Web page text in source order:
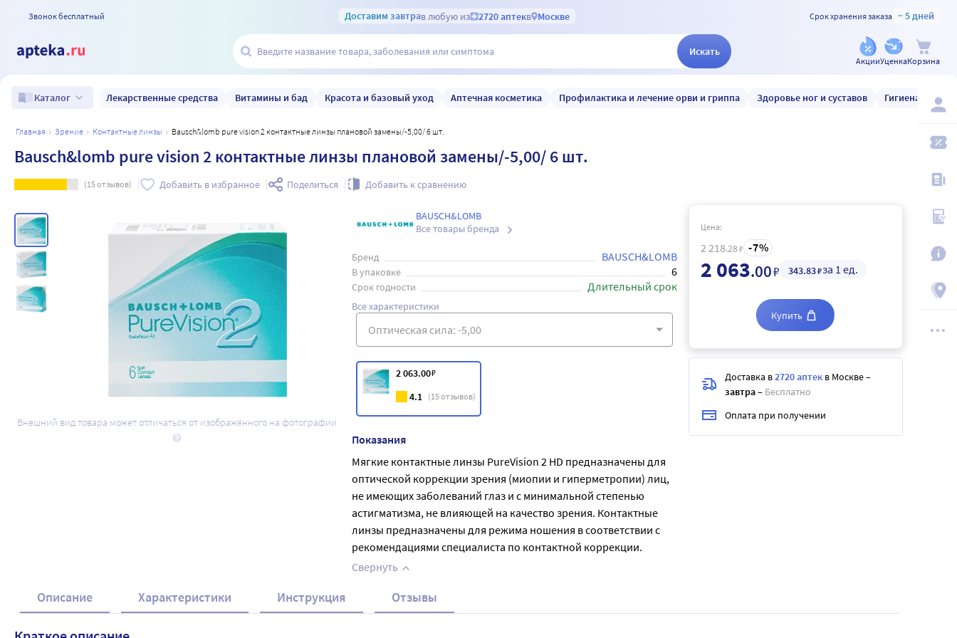
Звонок бесплатный Доставим завтрав любую из 2720 аптекв Москве Срок хранения заказа ~ 5 дней
Искать
АкцииУценкаКорзина
Каталог Лекарственные средства Витамины и бад Красота и базовый уход Аптечная косметика Профилактика и лечение орви и гриппа Здоровье ног и суставов Гигиена и уход
главная зрение контактные линзы Bausch&lomb pure vision 2 контактные линзы плановой замены/-5,00/ 6 шт.
Bausch&lomb pure vision 2 контактные линзы плановой замены/-5,00/ 6 шт.
(15отзывов) Добавить в избранное Поделиться Добавить к сравнению
Внешний вид товара может отличаться от изображённого на фотографии
BAUSCH&LOMB
Все товары бренда
Бренд BAUSCH&LOMB
В упаковке 6
Срок годности Длительный срок
Все характеристики
2 063.00₽
4.1 (15отзывов)
Показания
Мягкие контактные линзы PureVision 2 HD предназначены для
оптической коррекции зрения (миопии и гиперметропии) лиц,
не имеющих заболеваний глаз и с минимальной степенью
астигматизма, не влияющей на качество зрения. Контактные
линзы предназначены для режима ношения в соответствии с
рекомендациями специалиста по контактной коррекции.
Свернуть
Цена:
2 218.28₽ 7
2 063.00₽ 343.83₽за 1 ед.
Купить
Доставка в2720 аптек в Москве–
завтра– Бесплатно
Оплата при получении
Описание Характеристики Инструкция Отзывы